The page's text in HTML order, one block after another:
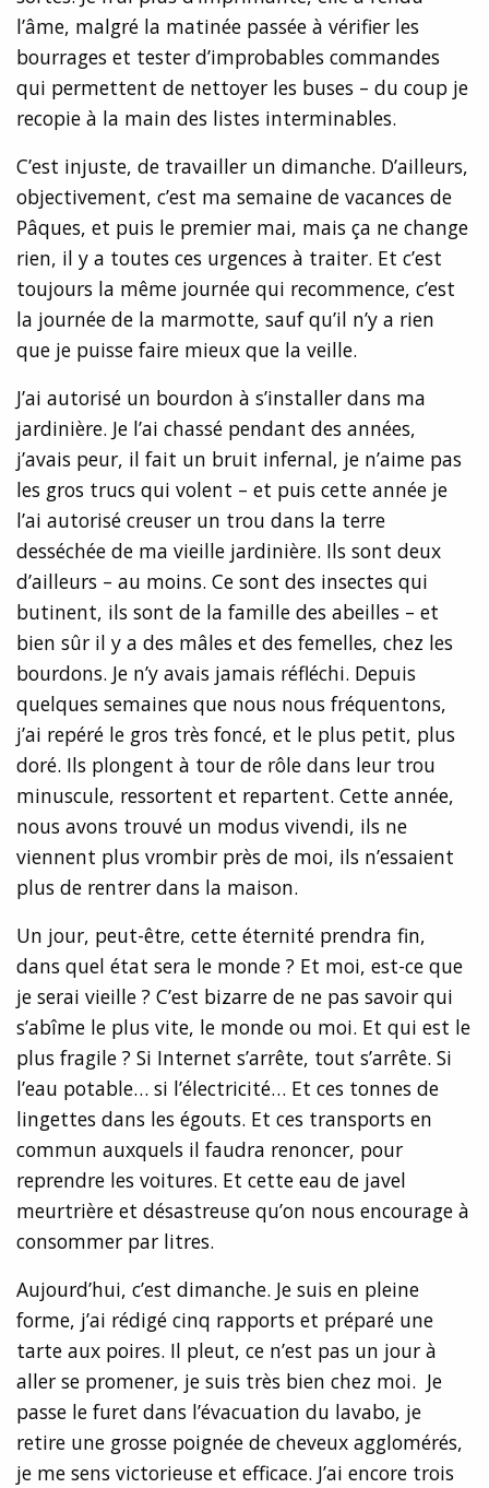
l’âme, malgré la matinée passée à vérifier les
bourrages et tester d’improbables commandes
qui permettent de nettoyer les buses – du coup je
recopie à la main des listes interminables.
C’est injuste, de travailler un dimanche. D’ailleurs,
objectivement, c’est ma semaine de vacances de
Pâques, et puis le premier mai, mais ça ne change
rien, il y a toutes ces urgences à traiter. Et c’est
toujours la même journée qui recommence, c’est
la journée de la marmotte, sauf qu’il n’y a rien
que je puisse faire mieux que la veille.
J’ai autorisé un bourdon à s’installer dans ma
jardinière. Je l’ai chassé pendant des années,
j’avais peur, il fait un bruit infernal, je n’aime pas
les gros trucs qui volent – et puis cette année je
l’ai autorisé creuser un trou dans la terre
desséchée de ma vieille jardinière. Ils sont deux
d’ailleurs – au moins. Ce sont des insectes qui
butinent, ils sont de la famille des abeilles – et
bien sûr il y a des mâles et des femelles, chez les
bourdons. Je n’y avais jamais réfléchi. Depuis
quelques semaines que nous nous fréquentons,
j’ai repéré le gros très foncé, et le plus petit, plus
doré. Ils plongent à tour de rôle dans leur trou
minuscule, ressortent et repartent. Cette année,
nous avons trouvé un modus vivendi, ils ne
viennent plus vrombir près de moi, ils n’essaient
plus de rentrer dans la maison.
Un jour, peut-être, cette éternité prendra fin,
dans quel état sera le monde ? Et moi, est-ce que
je serai vieille ? C’est bizarre de ne pas savoir qui
s’abîme le plus vite, le monde ou moi. Et qui est le
plus fragile ? Si Internet s’arrête, tout s’arrête. Si
l’eau potable… si l’électricité… Et ces tonnes de
lingettes dans les égouts. Et ces transports en
commun auxquels il faudra renoncer, pour
reprendre les voitures. Et cette eau de javel
meurtrière et désastreuse qu’on nous encourage à
consommer par litres.
Aujourd’hui, c’est dimanche. Je suis en pleine
forme, j’ai rédigé cinq rapports et préparé une
tarte aux poires. Il pleut, ce n’est pas un jour à
aller se promener, je suis très bien chez moi. Je
passe le furet dans l’évacuation du lavabo, je
retire une grosse poignée de cheveux agglomérés,
je me sens victorieuse et efficace. J’ai encore trois